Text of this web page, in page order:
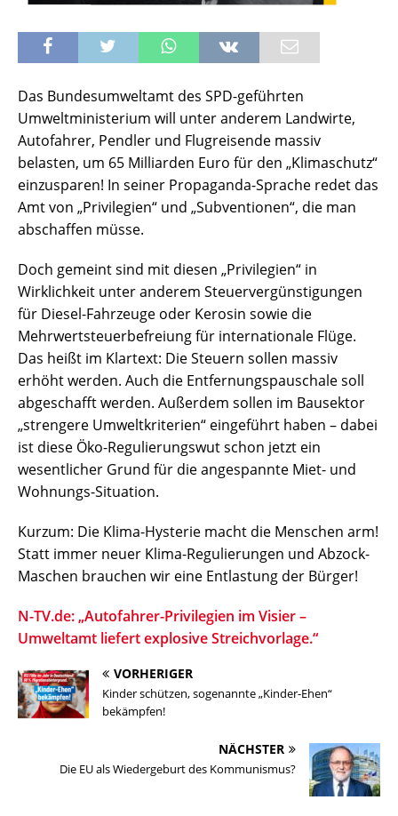
Das Bundesumweltamt des SPD-geführten
Umweltministerium will unter anderem Landwirte,
Autofahrer, Pendler und Flugreisende massiv
belasten, um 65 Milliarden Euro für den „Klimaschutz“
einzusparen! In seiner Propaganda-Sprache redet das
Amt von „Privilegien“ und „Subventionen“, die man
abschaffen müsse.
Doch gemeint sind mit diesen „Privilegien“ in
Wirklichkeit unter anderem Steuervergünstigungen
für Diesel-Fahrzeuge oder Kerosin sowie die
Mehrwertsteuerbefreiung für internationale Flüge.
Das heißt im Klartext: Die Steuern sollen massiv
erhöht werden. Auch die Entfernungspauschale soll
abgeschafft werden. Außerdem sollen im Bausektor
„strengere Umweltkriterien“ eingeführt haben – dabei
ist diese Öko-Regulierungswut schon jetzt ein
wesentlicher Grund für die angespannte Miet- und
Wohnungs-Situation.
Kurzum: Die Klima-Hysterie macht die Menschen arm!
Statt immer neuer Klima-Regulierungen und Abzock-
Maschen brauchen wir eine Entlastung der Bürger!
N-TV.de: „Autofahrer-Privilegien im Visier –
Umweltamt liefert explosive Streichvorlage.“
VORHERIGER
Kinder schützen, sogenannte „Kinder-Ehen“
bekämpfen!
NÄCHSTER
Die EU als Wiedergeburt des Kommunismus?